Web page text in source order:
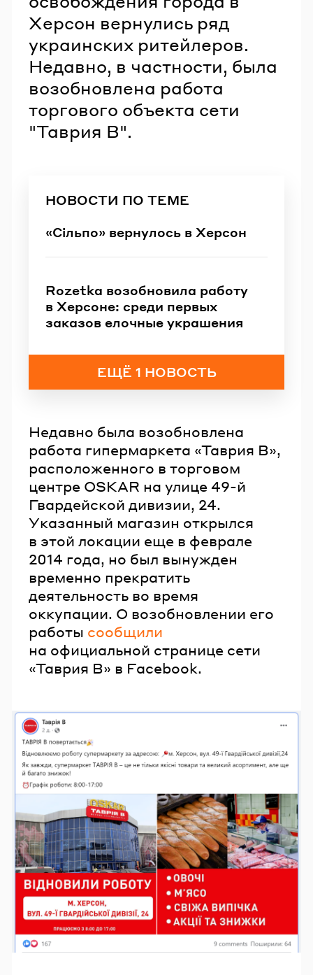
Херсон вернулись ряд
украинских ритейлеров.
Недавно, в частности, была
возобновлена работа
торгового объекта сети
"Таврия В".
НОВОСТИ ПО ТЕМЕ
«Сільпо» вернулось в Херсон
Rozetka возобновила работу
в Херсоне: среди первых
заказов елочные украшения
ЕЩЁ 1 НОВОСТЬ
Недавно была возобновлена
работа гипермаркета «Таврия В»,
расположенного в торговом
центре OSKAR на улице 49-й
Гвардейской дивизии, 24.
Указанный магазин открылся
в этой локации еще в феврале
2014 года, но был вынужден
временно прекратить
деятельность во время
оккупации. О возобновлении его
работы сообщили
на официальной странице сети
«Таврия В» в Facebook.